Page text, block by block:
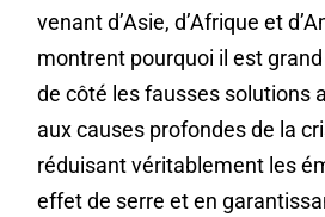
venant d’Asie, d’Afrique et
montrent pourquoi il est
de côté les fausses solutions
aux causes profondes de la
réduisant véritablement les
effet de serre et en